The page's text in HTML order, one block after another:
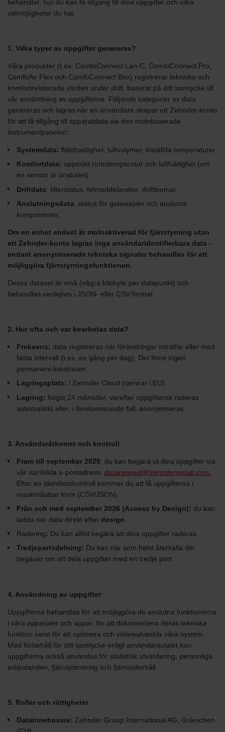
behandlar, hur du kan få tillgång till dina uppgifter och vilka
valmöjligheter du har.
1. Vilka typer av uppgifter genereras?
Våra produkter (t.ex. ComfoConnect Lan-C, ComfoConnect Pro,
ComfoAir Flex och ComfoConnect Box) registrerar tekniska och
komfortrelaterade värden under drift, baserat på ditt samtycke till
vår användning av uppgifterna. Följande kategorier av data
genereras och lagras när en användare skapar ett Zehnder-konto
för att få tillgång till apparatdata via den molnbaserade
instrumentpanelen:
Systemdata: fläkthastighet, luftvolymer, inställda temperaturer.
Komfortdata: uppmätt rumstemperatur och luftfuktighet (om
en sensor är ansluten).
Driftdata: filterstatus, felmeddelanden, drifttimmar.
Anslutningsdata: status för gatewayen och anslutna
komponenter.
Om en enhet endast är molnaktiverad för fjärrstyrning utan
ett Zehnder-konto lagras inga användaridentifierbara data -
endast anonymiserade tekniska signaler behandlas för att
möjliggöra fjärrstyrningsfunktionen.
Dessa dataset är små (några kilobyte per datapunkt) och
behandlas vanligtvis i JSON- eller CSV-format.
2. Hur ofta och var bearbetas data?
Frekvens: data registreras när förändringar inträffar eller med
fasta intervall (t.ex. en gång per dag). Det finns ingen
permanent livestream.
Lagringsplats: i Zehnder Cloud (servrar i EU).
Lagring: högst 24 månader, varefter uppgifterna raderas
automatiskt eller, i förekommande fall, anonymiseras.
3. Användaråtkomst och kontroll
Fram till september 2026: du kan begära ut dina uppgifter via
vår särskilda e-postadress: datarequest@zehndergroup.com.
Efter en identitetskontroll kommer du att få uppgifterna i
maskinläsbar form (CSV/JSON).
Från och med september 2026 (Access by Design): du kan
ladda ner data direkt efter design
Radering: Du kan alltid begära att dina uppgifter raderas.
Tredjepartsdelning: Du kan när som helst återkalla din
begäran om att dela uppgifter med en tredje part.
4. Användning av uppgifter
Uppgifterna behandlas för att möjliggöra de anslutna funktionerna
i våra apparater och appar, för att dokumentera deras tekniska
funktion samt för att optimera och vidareutveckla våra system.
Med förbehåll för ditt samtycke enligt användaravtalet kan
uppgifterna också användas för statistisk utvärdering, personliga
erbjudanden, fjärroptimering och fjärrunderhåll.
5. Roller och rättigheter
Datainnehavare: Zehnder Group International AG, Gränichen